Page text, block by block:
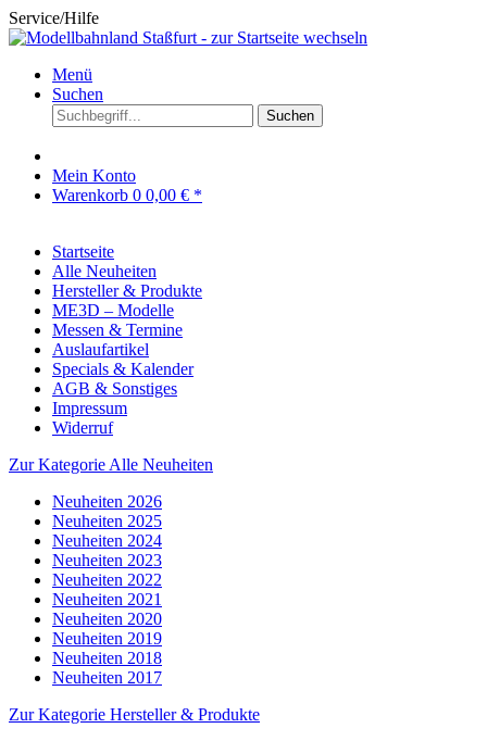
Service/Hilfe
Menü
Suchen
Suchen
Mein Konto
Warenkorb 0 0,00 € *
Startseite
Alle Neuheiten
Hersteller & Produkte
ME3D – Modelle
Messen & Termine
Auslaufartikel
Specials & Kalender
AGB & Sonstiges
Impressum
Widerruf
Zur Kategorie Alle Neuheiten
Neuheiten 2026
Neuheiten 2025
Neuheiten 2024
Neuheiten 2023
Neuheiten 2022
Neuheiten 2021
Neuheiten 2020
Neuheiten 2019
Neuheiten 2018
Neuheiten 2017
Zur Kategorie Hersteller & Produkte